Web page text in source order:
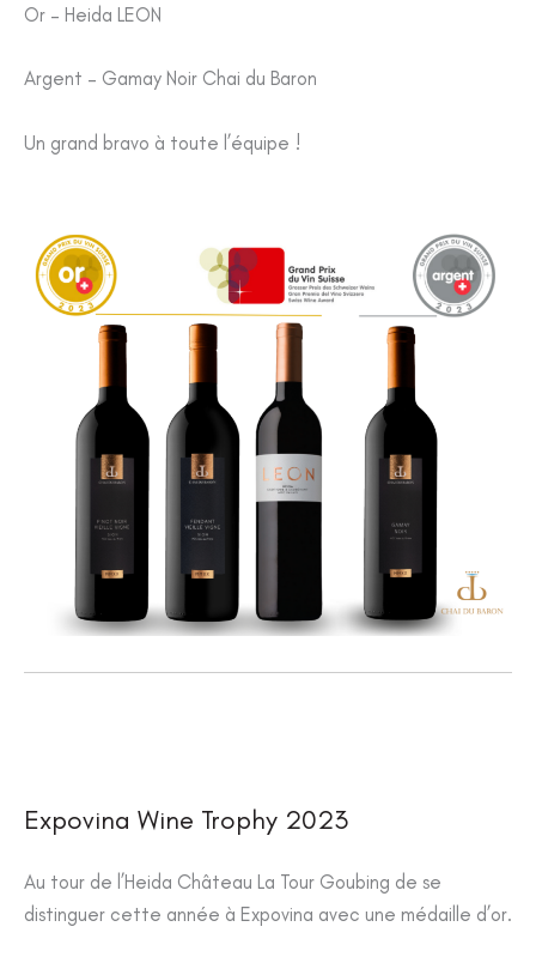
Or – Heida LEON
Argent – Gamay Noir Chai du Baron
Un grand bravo à toute l’équipe !
Expovina Wine Trophy 2023
Au tour de l’Heida Château La Tour Goubing de se
distinguer cette année à Expovina avec une médaille d’or.